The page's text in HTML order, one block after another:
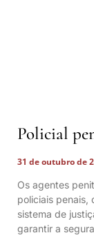
Policial
31 de outubro de
Os agentes
policiais penais,
sistema de
garantir a